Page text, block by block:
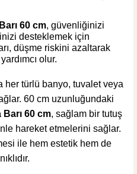
KARGO BEDAVA
500 ml
60 cm, güvenliğinizi
desteklemek için
düşme riskini azaltarak
olur.
her türlü banyo, tuvalet veya
60 cm uzunluğundaki
60 cm, sağlam bir tutuş
hareket etmelerini sağlar.
ile hem estetik hem de